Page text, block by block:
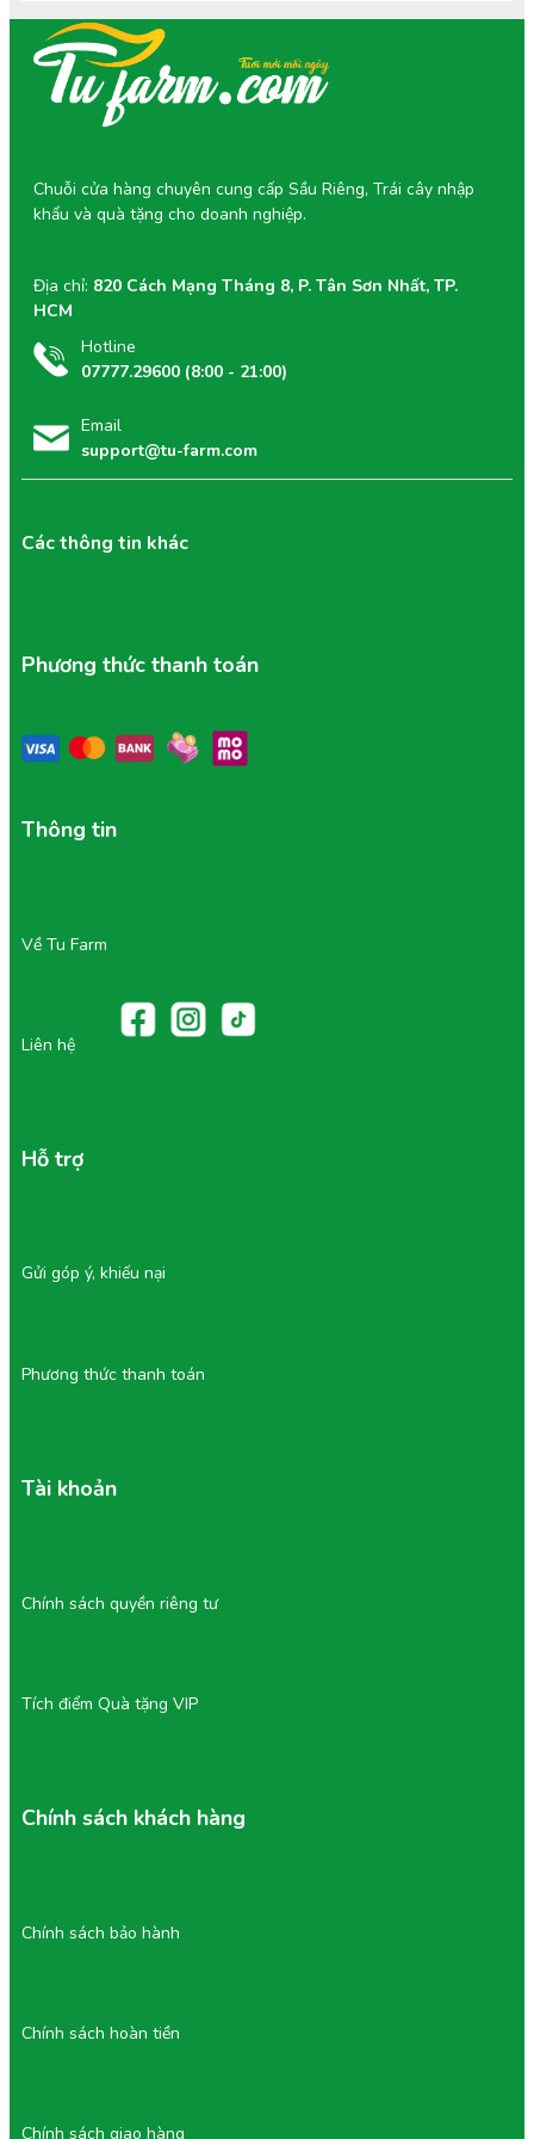
Hotline
07777.29600 (8:00 - 21:00)
Email
support@tu-farm.com
Các thông tin khác
Chuỗi cửa hàng chuyên cung cấp Sầu Riêng, Trái cây nhập
khẩu và quà tặng cho doanh nghiệp.
Địa chỉ: 820 Cách Mạng Tháng 8, P. Tân Sơn Nhất, TP.
HCM
Phương thức thanh toán
Thông tin
Về Tu Farm
Liên hệ
Hỗ trợ
Chính sách khách hàng
Chính sách bảo hành
Chính sách hoàn tiền
Chính sách giao hàng
Tích điểm Quà tặng VIP
Chính sách quyền riêng tư
Tài khoản
Phương thức thanh toán
Gửi góp ý, khiếu nại